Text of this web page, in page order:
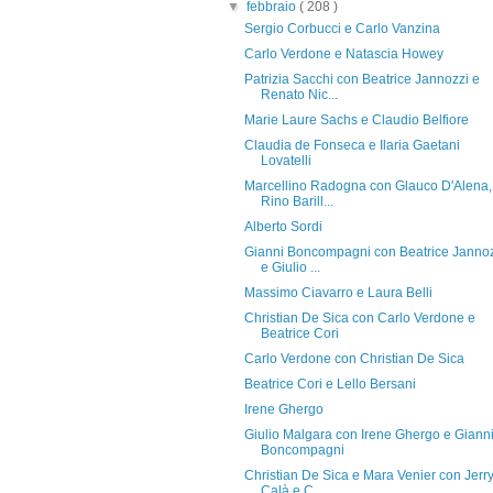
▼febbraio( 208 )
Sergio Corbucci e Carlo Vanzina
Carlo Verdone e Natascia Howey
Patrizia Sacchi con Beatrice Jannozzi e
Renato Nic...
Marie Laure Sachs e Claudio Belfiore
Claudia de Fonseca e Ilaria Gaetani
Lovatelli
Marcellino Radogna con Glauco D'Alena,
Rino Barill...
Alberto Sordi
Gianni Boncompagni con Beatrice
e Giulio ...
Massimo Ciavarro e Laura Belli
Christian De Sica con Carlo Verdone e
Beatrice Cori
Carlo Verdone con Christian De Sica
Beatrice Cori e Lello Bersani
Irene Ghergo
Giulio Malgara con Irene Ghergo e Gianni
Boncompagni
Christian De Sica e Mara Venier con Jerry